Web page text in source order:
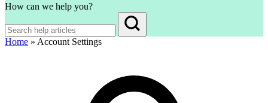
How can we help you?
Home » Account Settings